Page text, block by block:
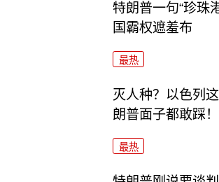
特朗普一句“珍珠
国霸权遮羞布
最热
灭人种？以色列
朗普面子都敢踩！
最热